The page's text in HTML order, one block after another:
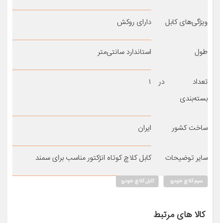
ویژگی‌های کابل دارای روکش
طول استاندارد سانتی‌متر
تعداد در
بسته‌بندی
۱
ساخت کشور ایران
سایر توضیحات کابل کلاچ کوتاه انژکتور مناسب برای سمند
سیم کلاچ خودرو کابل کلاچ خودرو
کالا های مرتبط